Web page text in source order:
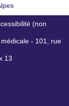
(non
- 101, rue
13